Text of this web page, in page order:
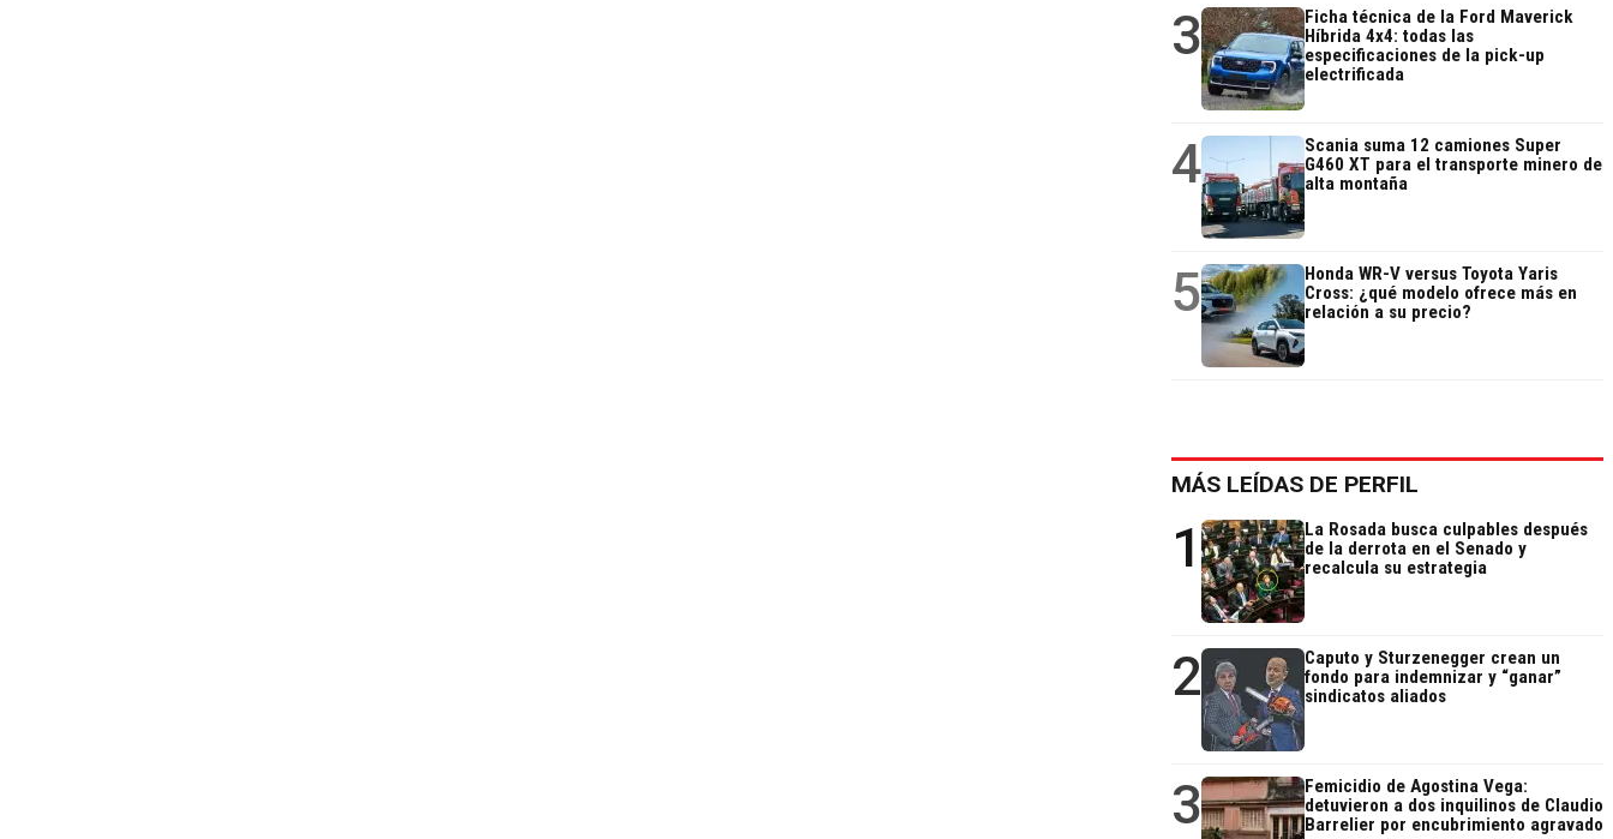
3
Ficha técnica de la Ford Maverick
Híbrida 4x4: todas las
especificaciones de la pick-up
electrificada
4
Scania suma 12 camiones Super
G460 XT para el transporte minero de
alta montaña
5
Honda WR-V versus Toyota Yaris
Cross: ¿qué modelo ofrece más en
relación a su precio?
MÁS LEÍDAS DE PERFIL
1
La Rosada busca culpables después
de la derrota en el Senado y
recalcula su estrategia
2
Caputo y Sturzenegger crean un
fondo para indemnizar y “ganar”
sindicatos aliados
3
Femicidio de Agostina Vega:
detuvieron a dos inquilinos de Claudio
Barrelier por encubrimiento agravado